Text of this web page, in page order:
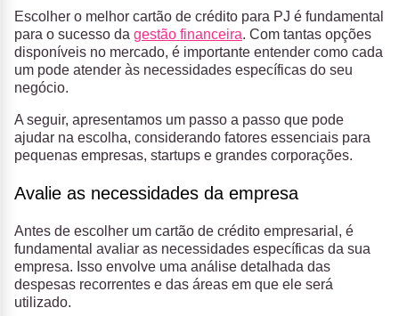
Escolher o melhor cartão de crédito para PJ é fundamental
para o sucesso da gestão financeira. Com tantas opções
disponíveis no mercado, é importante entender como cada
um pode atender às necessidades específicas do seu
negócio.
A seguir, apresentamos um passo a passo que pode
ajudar na escolha, considerando fatores essenciais para
pequenas empresas, startups e grandes corporações.
Avalie as necessidades da empresa
Antes de escolher um cartão de crédito empresarial, é
fundamental avaliar as necessidades específicas da sua
empresa. Isso envolve uma análise detalhada das
despesas recorrentes e das áreas em que ele será
utilizado.